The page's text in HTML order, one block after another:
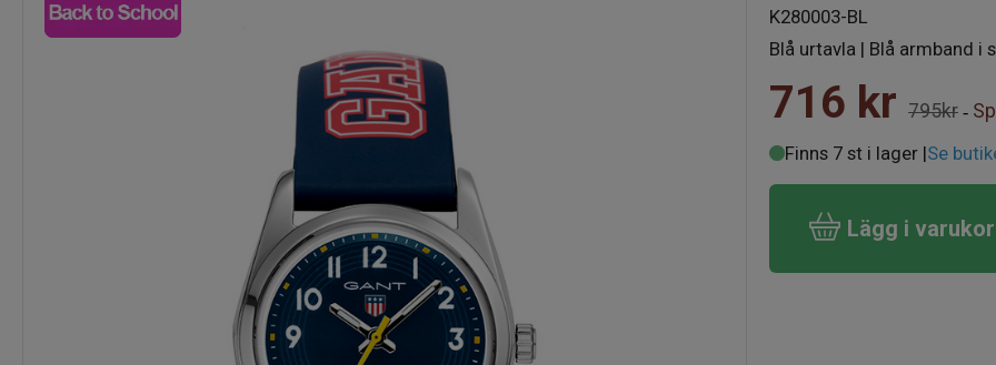
K280003-BL
Blå urtavla | Blå armband i
716 kr 795kr -
Finns 7 st i lager |Se
Lägg i